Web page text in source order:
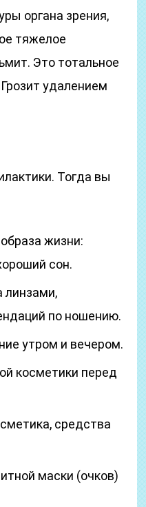
органа зрения,
тяжелое
Это тотальное
удалением
Тогда вы
жизни:
сон.
линзами,
по ношению.
утром и вечером.
косметики перед
средства
маски (очков)